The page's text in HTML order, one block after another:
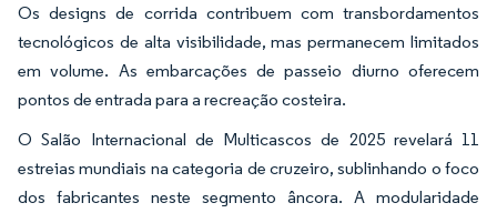
Os designs de corrida contribuem com transbordamentos
tecnológicos de alta visibilidade, mas permanecem limitados
em volume. As embarcações de passeio diurno oferecem
pontos de entrada para a recreação costeira.
O Salão Internacional de Multicascos de 2025 revelará 11
estreias mundiais na categoria de cruzeiro, sublinhando o foco
dos fabricantes neste segmento âncora. A modularidade